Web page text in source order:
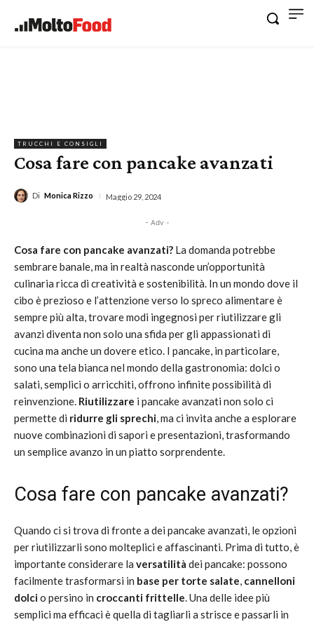
TRUCCHI E CONSIGLI
Cosa fare con pancake avanzati
Di Monica Rizzo Maggio 29, 2024
- Adv -
Cosa fare con pancake avanzati? La domanda potrebbe
sembrare banale, ma in realtà nasconde un’opportunità
culinaria ricca di creatività e sostenibilità. In un mondo dove il
cibo è prezioso e l’attenzione verso lo spreco alimentare è
sempre più alta, trovare modi ingegnosi per riutilizzare gli
avanzi diventa non solo una sfida per gli appassionati di
cucina ma anche un dovere etico. I pancake, in particolare,
sono una tela bianca nel mondo della gastronomia: dolci o
salati, semplici o arricchiti, offrono infinite possibilità di
reinvenzione. Riutilizzare i pancake avanzati non solo ci
permette di ridurre gli sprechi, ma ci invita anche a esplorare
nuove combinazioni di sapori e presentazioni, trasformando
un semplice avanzo in un piatto sorprendente.
Cosa fare con pancake avanzati?
Quando ci si trova di fronte a dei pancake avanzati, le opzioni
per riutilizzarli sono molteplici e affascinanti. Prima di tutto, è
importante considerare la versatilità dei pancake: possono
facilmente trasformarsi in base per torte salate, cannelloni
dolcio persino in croccanti frittelle. Una delle idee più
semplici ma efficaci è quella di tagliarli a strisce e passarli in